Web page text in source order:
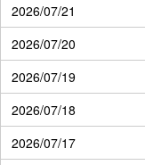
2026/07/21
2026/07/20
2026/07/19
2026/07/18
2026/07/17